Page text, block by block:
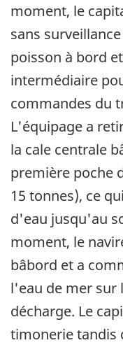
moment, le
sans
poisson à bord
intermédiaire
commandes du
L'équipage a
la cale centrale
première poche
15 tonnes), ce
d'eau jusqu'au
moment, le
bâbord et a
l'eau de mer sur
décharge. Le
timonerie tandis